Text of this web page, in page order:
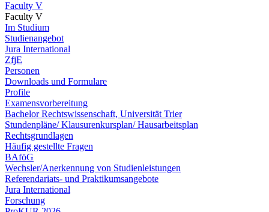
Faculty V
Faculty V
Im Studium
Studienangebot
Jura International
ZfjE
Personen
Downloads und Formulare
Profile
Examensvorbereitung
Bachelor Rechtswissenschaft, Universität Trier
Stundenpläne/ Klausurenkursplan/ Hausarbeitsplan
Rechtsgrundlagen
Häufig gestellte Fragen
BAföG
Wechsler/Anerkennung von Studienleistungen
Referendariats- und Praktikumsangebote
Jura International
Forschung